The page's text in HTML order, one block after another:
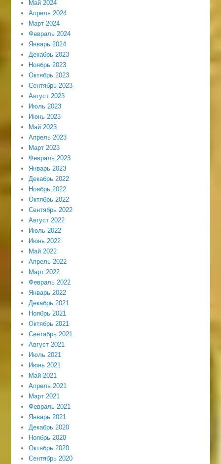
Май 2024
Апрель 2024
Март 2024
Февраль 2024
Январь 2024
Декабрь 2023
Ноябрь 2023
Октябрь 2023
Сентябрь 2023
Август 2023
Июль 2023
Июнь 2023
Май 2023
Апрель 2023
Март 2023
Февраль 2023
Январь 2023
Декабрь 2022
Ноябрь 2022
Октябрь 2022
Сентябрь 2022
Август 2022
Июль 2022
Июнь 2022
Май 2022
Апрель 2022
Март 2022
Февраль 2022
Январь 2022
Декабрь 2021
Ноябрь 2021
Октябрь 2021
Сентябрь 2021
Август 2021
Июль 2021
Июнь 2021
Май 2021
Апрель 2021
Март 2021
Февраль 2021
Январь 2021
Декабрь 2020
Ноябрь 2020
Октябрь 2020
Сентябрь 2020